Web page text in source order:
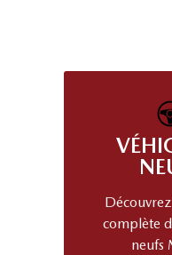
complète
neufs